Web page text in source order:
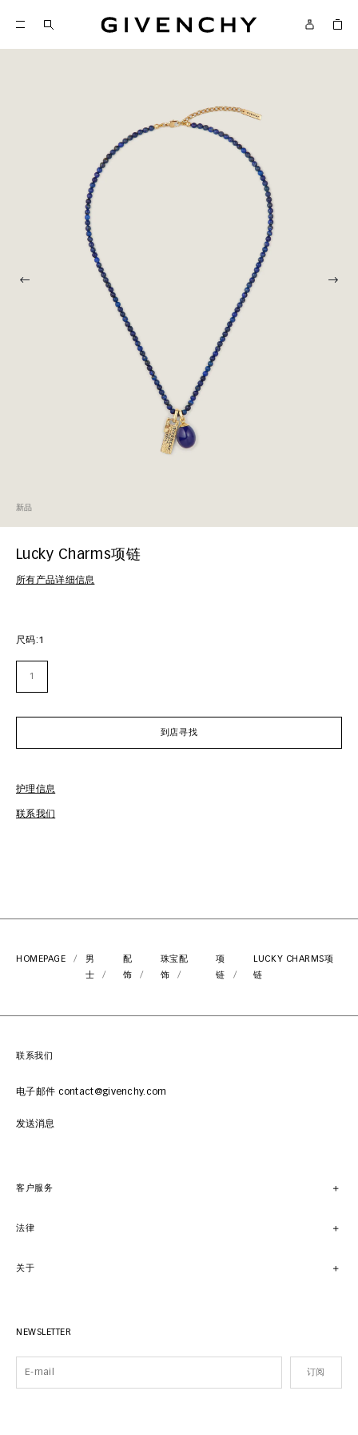
Givenchy
新品
Lucky Charms项链
所有产品详细信息
尺码:1
1
到店寻找
护理信息
联系我们
HOMEPAGE
男
士
配
饰
珠宝配
饰
项
链
LUCKY CHARMS项
链
联系我们
电子邮件 contact@givenchy.com
发送消息
客户服务
法律
关于
NEWSLETTER
订阅